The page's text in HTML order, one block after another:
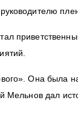
Она была
Мельнов дал